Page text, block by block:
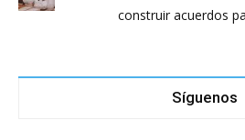
construir acuerdos
Síguenos